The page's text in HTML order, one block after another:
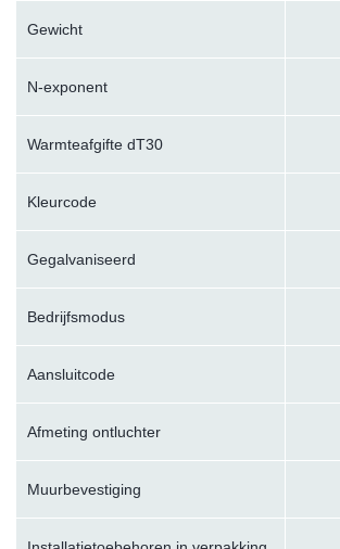
Gewicht
N-exponent
Warmteafgifte dT30
Kleurcode
Gegalvaniseerd
Bedrijfsmodus
Aansluitcode
Afmeting ontluchter
Muurbevestiging